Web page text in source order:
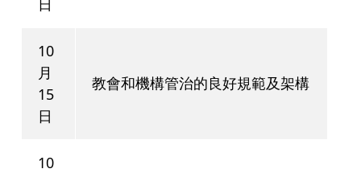
日
10
月
15
日
教會和機構管治的良好規範及架構
10